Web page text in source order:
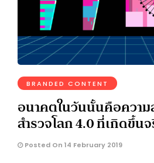
BRANDED CONTENT
อนาคตในวันนั้นคือความ
สำรวจโลก 4.0 ที่เกิดขึ้น
Posted On 14 February 2019